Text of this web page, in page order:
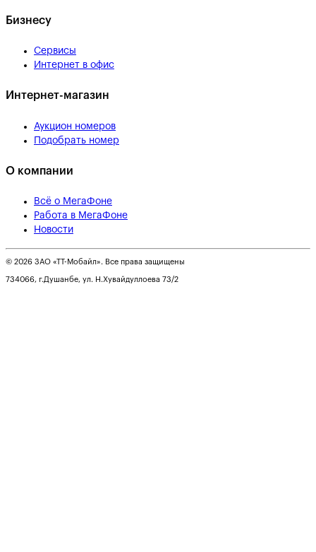
Бизнесу
Сервисы
Интернет в офис
Интернет-магазин
Аукцион номеров
Подобрать номер
О компании
Всё о МегаФоне
Работа в МегаФоне
Новости
© 2026 ЗАО «ТТ-Мобайл». Все права защищены
734066, г.Душанбе, ул. Н.Хувайдуллоева 73/2